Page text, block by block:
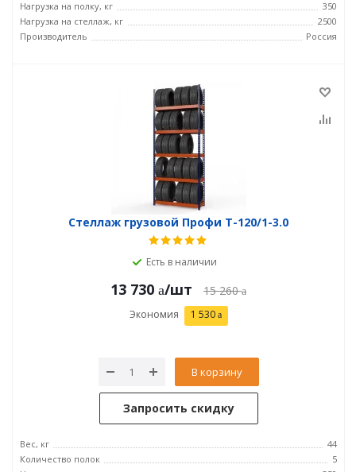
Нагрузка на полку, кг
350
Нагрузка на стеллаж, кг
2500
Производитель
Россия
Стеллаж грузовой Профи Т-120/1-3.0
Есть в наличии
13 730 /шт 15 260
Экономия 1 530
В корзину
Запросить скидку
Вес, кг
44
Количество полок
5